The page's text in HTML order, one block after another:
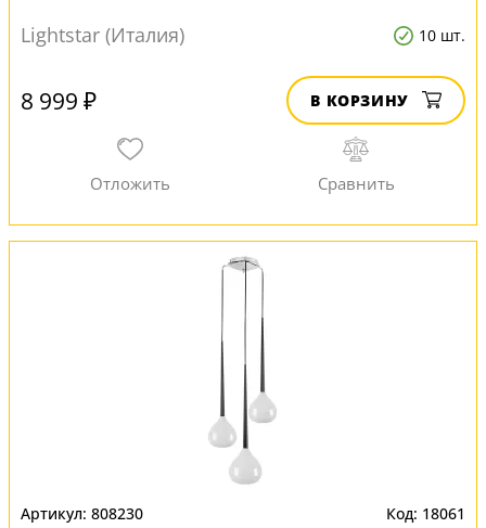
Lightstar (Италия) 10 шт.
8 999 ₽ В КОРЗИНУ
808230 18061